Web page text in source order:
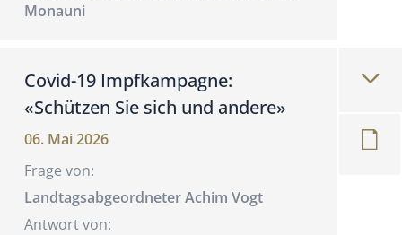
Monauni
Covid-19 Impfkampagne:
«Schützen Sie sich und andere»
06. Mai 2026
Frage von:
Landtagsabgeordneter Achim Vogt
Antwort von: